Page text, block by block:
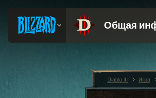
Diablo III Игра